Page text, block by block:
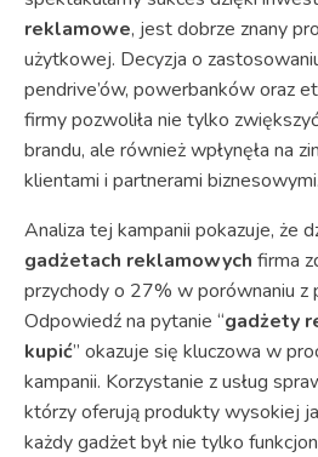
reklamowe, jest dobrze znany
użytkowej. Decyzja o
pendrive’ów, powerbanków oraz
firmy pozwoliła nie tylko
brandu, ale również wpłynęła na
klientami i partnerami biznesowymi.
Analiza tej kampanii pokazuje, że
gadżetach reklamowych firma
przychody o 27% w porównaniu z
Odpowiedź na pytanie “gadżety
kupić” okazuje się kluczowa w
kampanii. Korzystanie z usług
którzy oferują produkty wysokiej
każdy gadżet był nie tylko